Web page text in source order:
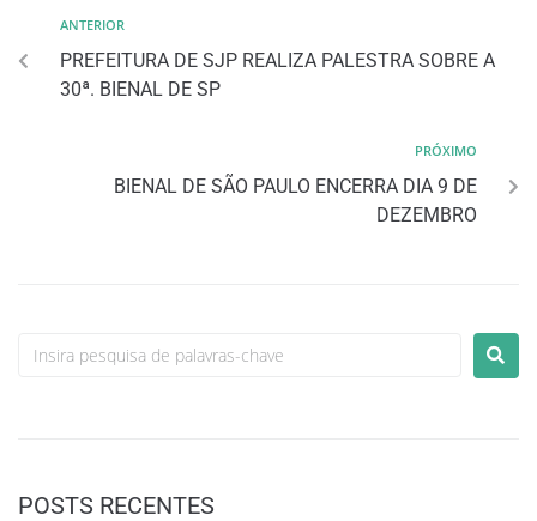
ANTERIOR
PREFEITURA DE SJP REALIZA PALESTRA SOBRE A
30ª. BIENAL DE SP
PRÓXIMO
BIENAL DE SÃO PAULO ENCERRA DIA 9 DE
DEZEMBRO
POSTS RECENTES